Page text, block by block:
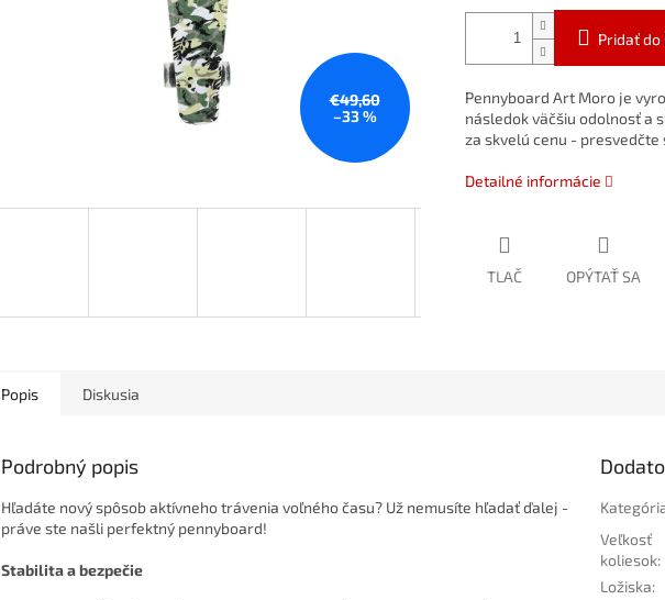
€49,60
–33 %
Pridať do
Pennyboard Art Moro je
následok väčšiu odolnosť a
za skvelú cenu - presvedčte
Detailné informácie
TLAČ OPÝTAŤ SA
Popis Diskusia
Podrobný popis
Hľadáte nový spôsob aktívneho trávenia voľného času? Už nemusíte hľadať ďalej -
práve ste našli perfektný pennyboard!
Stabilita a bezpečie
Veľkosť
koliesok:
Ložiska: